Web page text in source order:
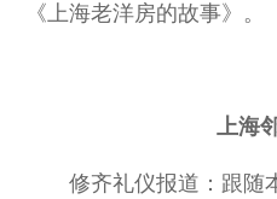
《上海老洋房的故事》。
上海
修齐礼仪报道：跟随